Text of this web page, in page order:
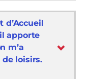
apporte
m’a
loisirs.